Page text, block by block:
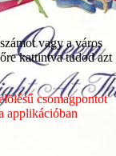
vagy a város
kattintva tudod azt
csomagpontot
applikációban